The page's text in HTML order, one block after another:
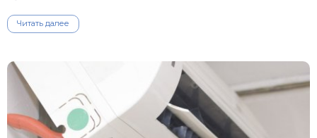
Читать далее